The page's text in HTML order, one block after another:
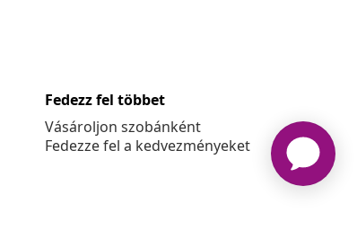
Fedezz fel többet
Vásároljon szobánként
Fedezze fel a kedvezményeket